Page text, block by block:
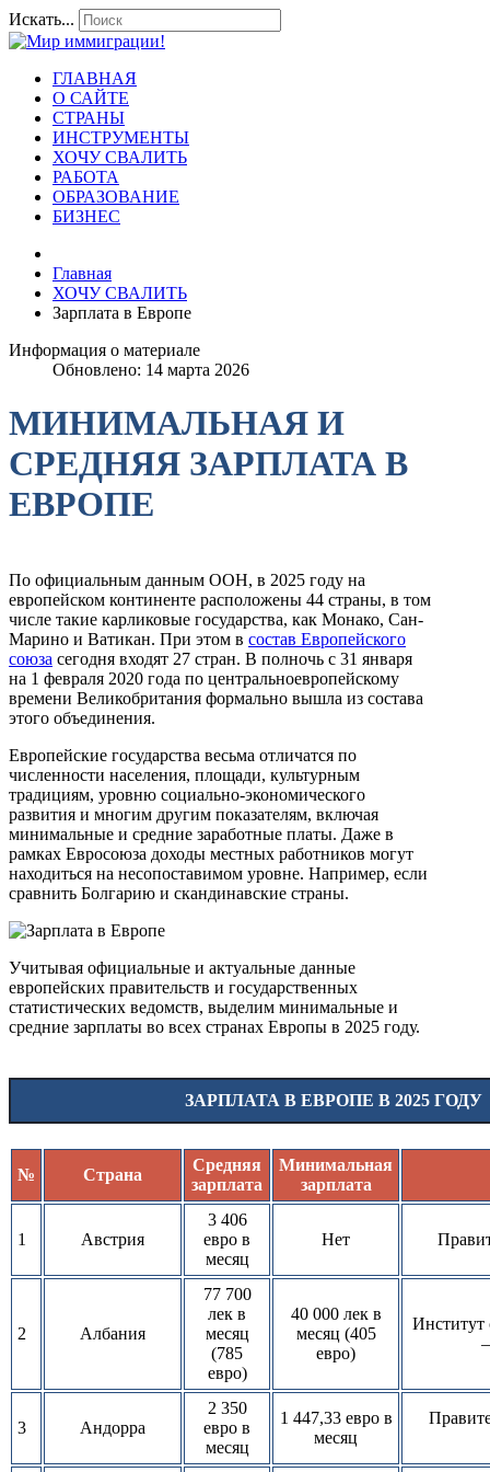
Искать...
ГЛАВНАЯ
О САЙТЕ
СТРАНЫ
ИНСТРУМЕНТЫ
ХОЧУ СВАЛИТЬ
РАБОТА
ОБРАЗОВАНИЕ
БИЗНЕС
Главная
ХОЧУ СВАЛИТЬ
Зарплата в Европе
Информация о материале
Обновлено: 14 марта 2026
МИНИМАЛЬНАЯ И
СРЕДНЯЯ ЗАРПЛАТА В
ЕВРОПЕ
По официальным данным ООН, в 2025 году на
европейском континенте расположены 44 страны, в том
числе такие карликовые государства, как Монако, Сан-
Марино и Ватикан. При этом в состав Европейского
союза сегодня входят 27 стран. В полночь с 31 января
на 1 февраля 2020 года по центральноевропейскому
времени Великобритания формально вышла из состава
этого объединения.
Европейские государства весьма отличатся по
численности населения, площади, культурным
традициям, уровню социально-экономического
развития и многим другим показателям, включая
минимальные и средние заработные платы. Даже в
рамках Евросоюза доходы местных работников могут
находиться на несопоставимом уровне. Например, если
сравнить Болгарию и скандинавские страны.
Учитывая официальные и актуальные данные
европейских правительств и государственных
статистических ведомств, выделим минимальные и
средние зарплаты во всех странах Европы в 2025 году.
ЗАРПЛАТА В ЕВРОПЕ В 2025 ГОДУ
№ Страна
Средняя
зарплата
Минимальная
зарплата
1 Австрия
3 406
евро в
месяц
Нет
2 Албания
77 700
лек в
месяц
(785
евро)
40 000 лек в
месяц (405
евро)
Институт
3 Андорра
2 350
евро в
месяц
1 447,33 евро в
месяц